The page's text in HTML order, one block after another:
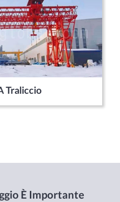
Traliccio
È Importante